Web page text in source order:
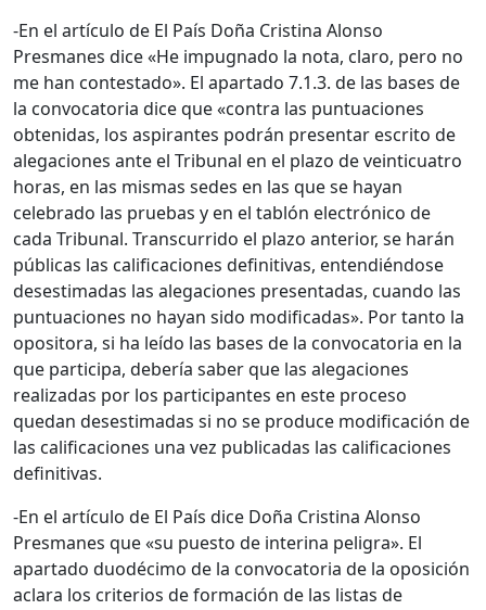
-En el artículo de El País Doña Cristina Alonso
Presmanes dice «He impugnado la nota, claro, pero no
me han contestado». El apartado 7.1.3. de las bases de
la convocatoria dice que «contra las puntuaciones
obtenidas, los aspirantes podrán presentar escrito de
alegaciones ante el Tribunal en el plazo de veinticuatro
horas, en las mismas sedes en las que se hayan
celebrado las pruebas y en el tablón electrónico de
cada Tribunal. Transcurrido el plazo anterior, se harán
públicas las calificaciones definitivas, entendiéndose
desestimadas las alegaciones presentadas, cuando las
puntuaciones no hayan sido modificadas». Por tanto la
opositora, si ha leído las bases de la convocatoria en la
que participa, debería saber que las alegaciones
realizadas por los participantes en este proceso
quedan desestimadas si no se produce modificación de
las calificaciones una vez publicadas las calificaciones
definitivas.
-En el artículo de El País dice Doña Cristina Alonso
Presmanes que «su puesto de interina peligra». El
apartado duodécimo de la convocatoria de la oposición
aclara los criterios de formación de las listas de